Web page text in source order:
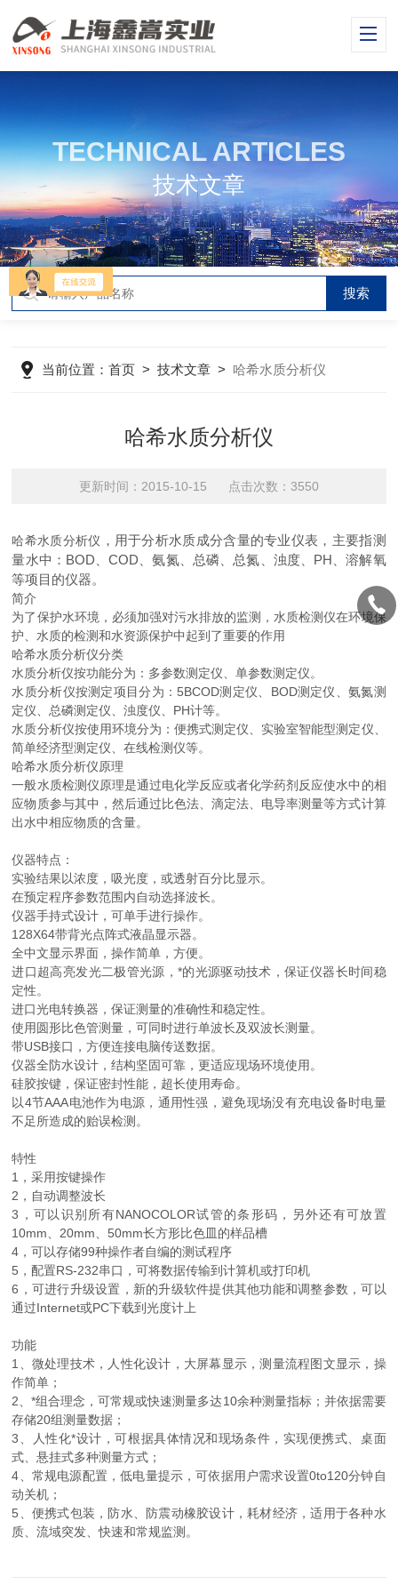
TECHNICAL ARTICLES
技术文章
当前位置：首页 >技术文章 > 哈希水质分析仪
哈希水质分析仪
更新时间：2015-10-15 点击次数：3550
哈希水质分析仪 ，用于分析水质成分含量的专业仪表，主要指测
量水中：BOD、COD、氨氮、总磷、总氮、浊度、PH、溶解氧
等项目的仪器。
简介
为了保护水环境，必须加强对污水排放的监测，水质检测仪在环境保
护、水质的检测和水资源保护中起到了重要的作用
哈希水质分析仪分类
水质分析仪按功能分为：多参数测定仪、单参数测定仪。
水质分析仪按测定项目分为：5BCOD测定仪、BOD测定仪、氨氮测
定仪、总磷测定仪、浊度仪、PH计等。
水质分析仪按使用环境分为：便携式测定仪、实验室智能型测定仪、
简单经济型测定仪、在线检测仪等。
哈希水质分析仪原理
一般水质检测仪原理是通过电化学反应或者化学药剂反应使水中的相
应物质参与其中，然后通过比色法、滴定法、电导率测量等方式计算
出水中相应物质的含量。
仪器特点：
实验结果以浓度，吸光度，或透射百分比显示。
在预定程序参数范围内自动选择波长。
仪器手持式设计，可单手进行操作。
128X64带背光点阵式液晶显示器。
全中文显示界面，操作简单，方便。
进口超高亮发光二极管光源，*的光源驱动技术，保证仪器长时间稳
定性。
进口光电转换器，保证测量的准确性和稳定性。
使用圆形比色管测量，可同时进行单波长及双波长测量。
带USB接口，方便连接电脑传送数据。
仪器全防水设计，结构坚固可靠，更适应现场环境使用。
硅胶按键，保证密封性能，超长使用寿命。
以4节AAA电池作为电源，通用性强，避免现场没有充电设备时电量
不足所造成的贻误检测。
特性
1，采用按键操作
2，自动调整波长
3，可以识别所有NANOCOLOR试管的条形码，另外还有可放置
10mm、20mm、50mm长方形比色皿的样品槽
4，可以存储99种操作者自编的测试程序
5，配置RS-232串口，可将数据传输到计算机或打印机
6，可进行升级设置，新的升级软件提供其他功能和调整参数，可以
通过Internet或PC下载到光度计上
功能
1、微处理技术，人性化设计，大屏幕显示，测量流程图文显示，操
作简单；
2、*组合理念，可常规或快速测量多达10余种测量指标；并依据需要
存储20组测量数据；
3、人性化*设计，可根据具体情况和现场条件，实现便携式、桌面
式、悬挂式多种测量方式；
4、常规电源配置，低电量提示，可依据用户需求设置0to120分钟自
动关机；
5、便携式包装，防水、防震动橡胶设计，耗材经济，适用于各种水
质、流域突发、快速和常规监测。